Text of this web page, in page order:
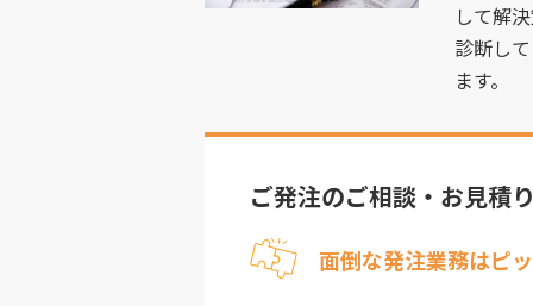
して解
診断し
ます。
ご発注のご相談・お見積
面倒な発注業務はピ